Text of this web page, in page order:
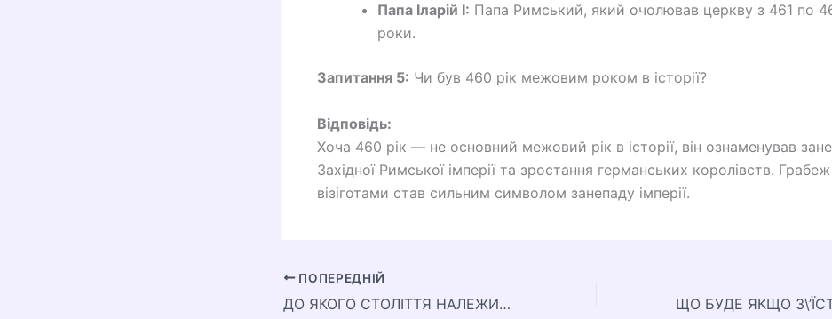
Папа Іларій I: Папа Римський, який очолював церкву з 461 по
роки.
Запитання 5: Чи був 460 рік межовим роком в історії?
Відповідь:
Хоча 460 рік — не основний межовий рік в історії, він ознаменував
Західної Римської імперії та зростання германських королівств.
візіготами став сильним символом занепаду імперії.
ПОПЕРЕДНІЙ
ДО ЯКОГО СТОЛІТТЯ НАЛЕЖИТЬ 270 РІК?